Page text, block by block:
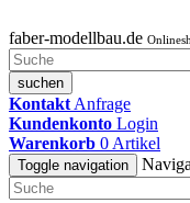
faber-modellbau.de
suchen
Kontakt Anfrage
Kundenkonto Login
Warenkorb 0 Artikel
Toggle navigation